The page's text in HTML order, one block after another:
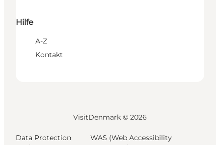
Hilfe
A-Z
Kontakt
VisitDenmark © 2026
Data Protection
WAS (Web Accessibility